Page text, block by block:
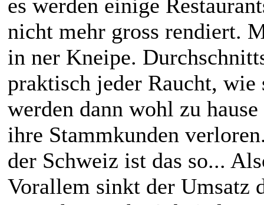
es werden einige
nicht mehr gross rendiert.
in ner Kneipe.
praktisch jeder Raucht,
werden dann wohl zu
ihre Stammkunden
der Schweiz ist das so...
Vorallem sinkt der Umsatz